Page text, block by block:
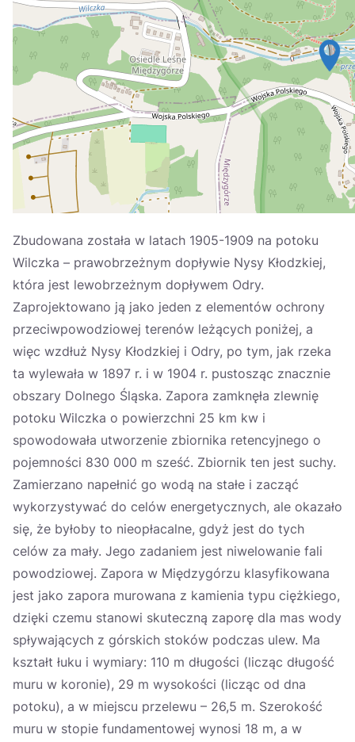
Україна
Zamknij
Zbudowana została w latach 1905-1909 na potoku
Wilczka – prawobrzeżnym dopływie Nysy Kłodzkiej,
która jest lewobrzeżnym dopływem Odry.
Zaprojektowano ją jako jeden z elementów ochrony
przeciwpowodziowej terenów leżących poniżej, a
więc wzdłuż Nysy Kłodzkiej i Odry, po tym, jak rzeka
ta wylewała w 1897 r. i w 1904 r. pustosząc znacznie
obszary Dolnego Śląska. Zapora zamknęła zlewnię
potoku Wilczka o powierzchni 25 km kw i
spowodowała utworzenie zbiornika retencyjnego o
pojemności 830 000 m sześć. Zbiornik ten jest suchy.
Zamierzano napełnić go wodą na stałe i zacząć
wykorzystywać do celów energetycznych, ale okazało
się, że byłoby to nieopłacalne, gdyż jest do tych
celów za mały. Jego zadaniem jest niwelowanie fali
powodziowej. Zapora w Międzygórzu klasyfikowana
jest jako zapora murowana z kamienia typu ciężkiego,
dzięki czemu stanowi skuteczną zaporę dla mas wody
spływających z górskich stoków podczas ulew. Ma
kształt łuku i wymiary: 110 m długości (licząc długość
muru w koronie), 29 m wysokości (licząc od dna
potoku), a w miejscu przelewu – 26,5 m. Szerokość
muru w stopie fundamentowej wynosi 18 m, a w